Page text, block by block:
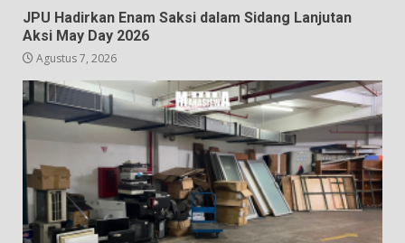
JPU Hadirkan Enam Saksi dalam Sidang Lanjutan
Aksi May Day 2026
Agustus 7, 2026